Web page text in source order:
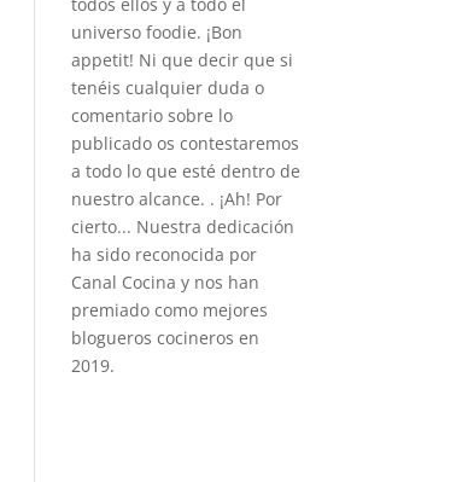
universo foodie. ¡Bon
appetit! Ni que decir que si
tenéis cualquier duda o
comentario sobre lo
publicado os contestaremos
a todo lo que esté dentro de
nuestro alcance. . ¡Ah! Por
cierto... Nuestra dedicación
ha sido reconocida por
Canal Cocina y nos han
premiado como mejores
blogueros cocineros en
2019.